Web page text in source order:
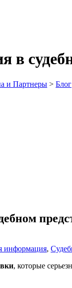
и Партнеры > Блог
информация,
, которые